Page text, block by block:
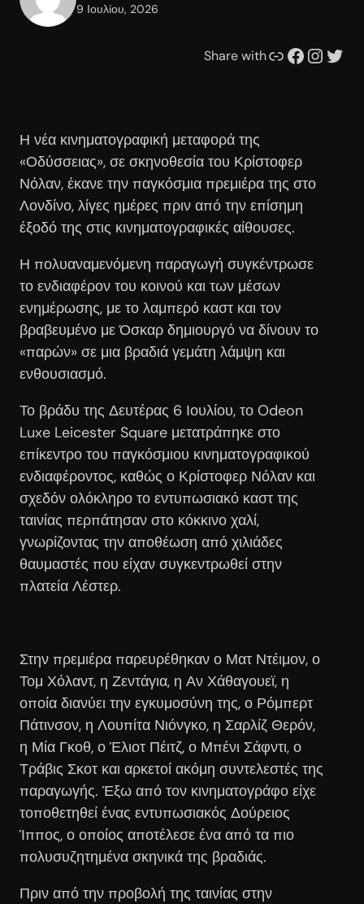
9 Ιουλίου, 2026
Share withΣυνδέσμου Facebook Instagram Twitter
Η νέα κινηματογραφική μεταφορά της
«Οδύσσειας», σε σκηνοθεσία του Κρίστοφερ
Νόλαν, έκανε την παγκόσμια πρεμιέρα της στο
Λονδίνο, λίγες ημέρες πριν από την επίσημη
έξοδό της στις κινηματογραφικές αίθουσες.
Η πολυαναμενόμενη παραγωγή συγκέντρωσε
το ενδιαφέρον του κοινού και των μέσων
ενημέρωσης, με το λαμπερό καστ και τον
βραβευμένο με Όσκαρ δημιουργό να δίνουν το
«παρών» σε μια βραδιά γεμάτη λάμψη και
ενθουσιασμό.
Το βράδυ της Δευτέρας 6 Ιουλίου, το Odeon
Luxe Leicester Square μετατράπηκε στο
επίκεντρο του παγκόσμιου κινηματογραφικού
ενδιαφέροντος, καθώς ο Κρίστοφερ Νόλαν και
σχεδόν ολόκληρο το εντυπωσιακό καστ της
ταινίας περπάτησαν στο κόκκινο χαλί,
γνωρίζοντας την αποθέωση από χιλιάδες
θαυμαστές που είχαν συγκεντρωθεί στην
πλατεία Λέστερ.
Στην πρεμιέρα παρευρέθηκαν ο Ματ Ντέιμον, ο
Τομ Χόλαντ, η Ζεντάγια, η Αν Χάθαγουεϊ, η
οποία διανύει την εγκυμοσύνη της, ο Ρόμπερτ
Πάτινσον, η Λουπίτα Νιόνγκο, η Σαρλίζ Θερόν,
η Μία Γκοθ, ο Έλιοτ Πέιτζ, ο Μπένι Σάφντι, ο
Τράβις Σκοτ και αρκετοί ακόμη συντελεστές της
παραγωγής. Έξω από τον κινηματογράφο είχε
τοποθετηθεί ένας εντυπωσιακός Δούρειος
Ίππος, ο οποίος αποτέλεσε ένα από τα πιο
πολυσυζητημένα σκηνικά της βραδιάς.
Πριν από την προβολή της ταινίας στην